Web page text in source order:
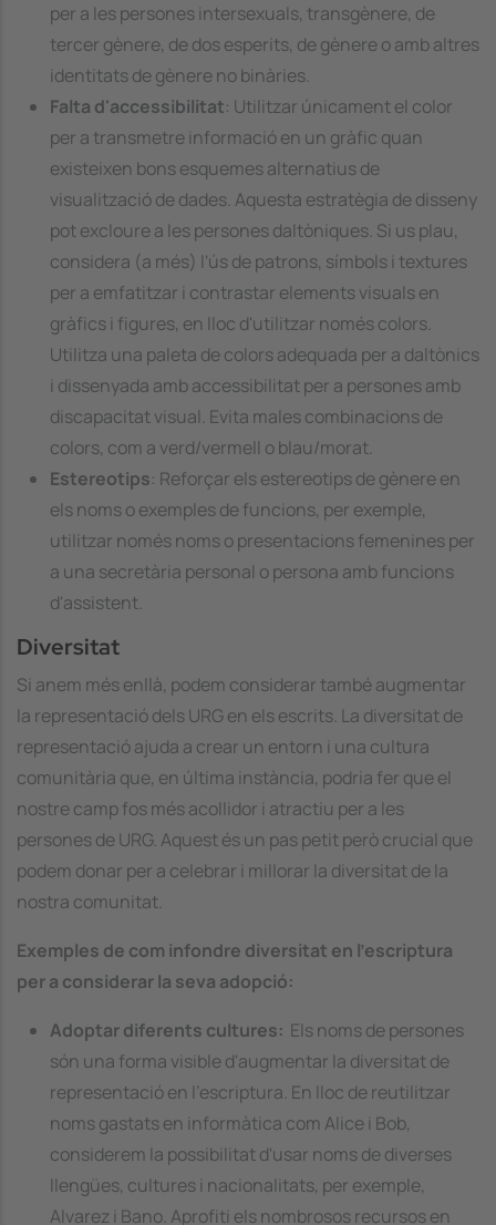
per a les persones intersexuals, transgènere, de
tercer gènere, de dos esperits, de gènere o amb altres
identitats de gènere no binàries.
Falta d'accessibilitat: Utilitzar únicament el color
per a transmetre informació en un gràfic quan
existeixen bons esquemes alternatius de
visualització de dades. Aquesta estratègia de disseny
pot excloure a les persones daltòniques. Si us plau,
considera (a més) l'ús de patrons, símbols i textures
per a emfatitzar i contrastar elements visuals en
gràfics i figures, en lloc d'utilitzar només colors.
Utilitza una paleta de colors adequada per a daltònics
i dissenyada amb accessibilitat per a persones amb
discapacitat visual. Evita males combinacions de
colors, com a verd/vermell o blau/morat.
Estereotips: Reforçar els estereotips de gènere en
els noms o exemples de funcions, per exemple,
utilitzar només noms o presentacions femenines per
a una secretària personal o persona amb funcions
d'assistent.
Diversitat
Si anem més enllà, podem considerar també augmentar
la representació dels URG en els escrits. La diversitat de
representació ajuda a crear un entorn i una cultura
comunitària que, en última instància, podria fer que el
nostre camp fos més acollidor i atractiu per a les
persones de URG. Aquest és un pas petit però crucial que
podem donar per a celebrar i millorar la diversitat de la
nostra comunitat.
Exemples de com infondre diversitat en l'escriptura
per a considerar la seva adopció:
Adoptar diferents cultures: Els noms de persones
són una forma visible d'augmentar la diversitat de
representació en l'escriptura. En lloc de reutilitzar
noms gastats en informàtica com Alice i Bob,
considerem la possibilitat d'usar noms de diverses
llengües, cultures i nacionalitats, per exemple,
Alvarez i Bano. Aprofiti els nombrosos recursos en